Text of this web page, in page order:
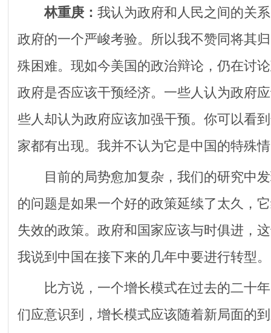
林重庚： 我认为政府和人民之间的关
政府的一个严峻考验。所以我不赞同将其
殊困难。现如今美国的政治辩论，仍在讨
政府是否应该干预经济。一些人认为政府
些人却认为政府应该加强干预。你可以看
家都有出现。我并不认为它是中国的特殊
目前的局势愈加复杂，我们的研究中发
的问题是如果一个好的政策延续了太久，
失效的政策。政府和国家应该与时俱进，
我说到中国在接下来的几年中要进行转型。
比方说，一个增长模式在过去的二十年
们应意识到，增长模式应该随着新局面的